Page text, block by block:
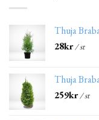
Thuja
28kr/ st
Thuja
259kr/ st